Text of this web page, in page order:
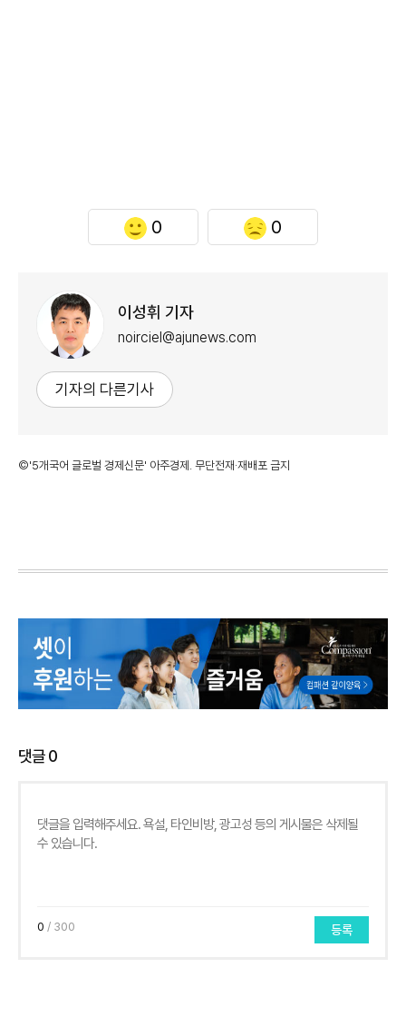
0 0
이성휘 기자
noirciel@ajunews.com
기자의 다른기사
©'5개국어 글로벌 경제신문' 아주경제. 무단전재·재배포 금지
댓글0
0 / 300 등록